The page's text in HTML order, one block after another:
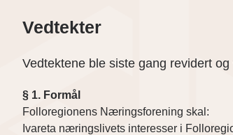
Vedtekter
Vedtektene ble siste gang revidert
§ 1. Formål
Folloregionens Næringsforening skal:
Ivareta næringslivets interesser i